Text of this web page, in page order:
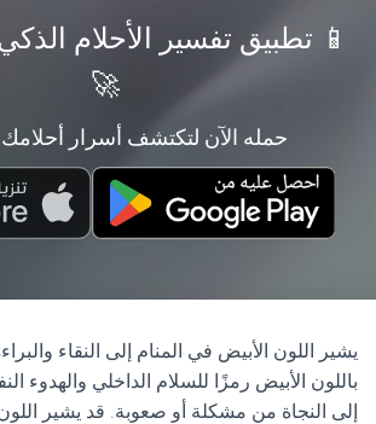
🚀
حمله الآن لتكتشف أسرار
يشير اللون الأبيض في المنام إلى النقاء
باللون الأبيض رمزًا للسلام الداخلي والهدوء
إلى النجاة من مشكلة أو صعوبة. قد يشير